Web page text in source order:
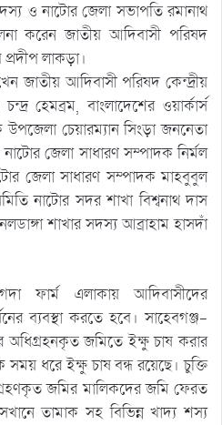
ও নাটোর জেলা সভাপতি রমানাথ
করেন জাতীয় আদিবাসী পরিষদ
লাকড়া।
জাতীয় আদিবাসী পরিষদ কেন্দ্রীয়
হেমব্রম, বাংলাদেশের ওয়ার্কার্স
উপজেলা চেয়ারম্যান সিংড়া জননেতা
জেলা সাধারণ সম্পাদক নির্মল
জেলা সাধারণ সম্পাদক মাহবুবুল
নাটোর সদর শাখা বিশ্বনাথ দাস
শাখার সদস্য আব্রাহাম হাসদাঁ
ফার্ম এলাকায় আদিবাসীদের
ব্যবস্থা করতে হবে। সাহেবগঞ্জ-
অধিগ্রহনকৃত জমিতে ইক্ষু চাষ করার
ধরে ইক্ষু চাষ বন্ধ রয়েছে। চুক্তি
জমির মালিকদের জমি ফেরত
তামাক সহ বিভিন্ন খাদ্য শস্য